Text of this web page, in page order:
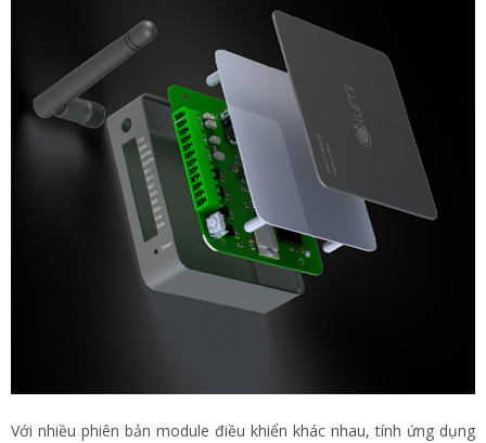
Với nhiều phiên bản module điều khiển khác nhau, tính ứng dụng